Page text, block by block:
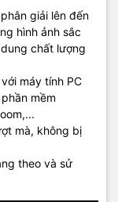
giải lên đến
hình ảnh sắc
chất lượng
máy tính PC
mềm
mà, không bị
theo và sử